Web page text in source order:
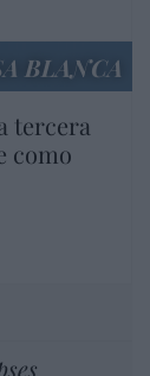
BLANCA
tercera
como